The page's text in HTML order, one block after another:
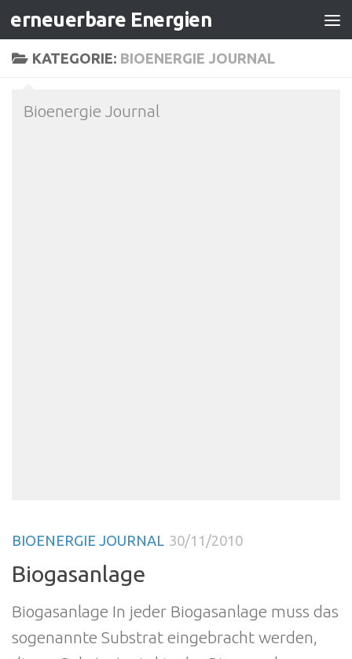
Zum Inhalt springen
erneuerbare Energien
KATEGORIE: BIOENERGIE JOURNAL
Bioenergie Journal
BIOENERGIE JOURNAL 30/11/2010
Biogasanlage
Biogasanlage In jeder Biogasanlage muss das
sogenannte Substrat eingebracht werden,